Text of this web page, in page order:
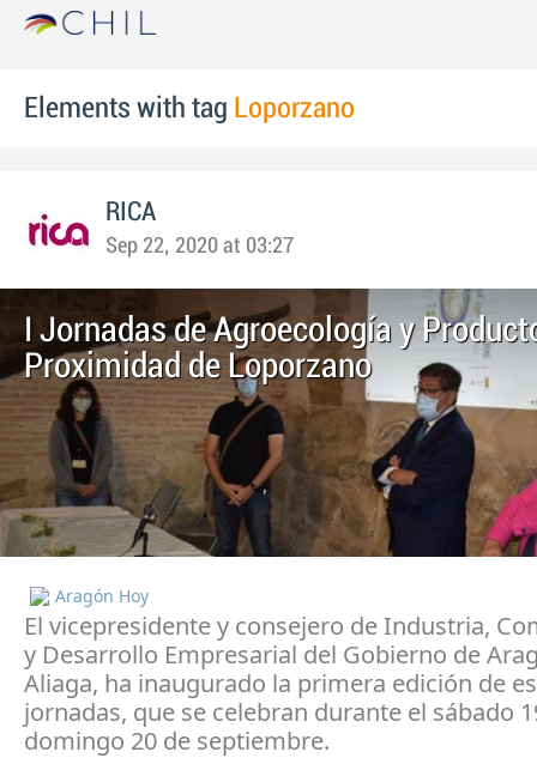
Elements with tag Loporzano
RICA
Sep 22, 2020 at 03:27
I Jornadas de Agroecología y
Proximidad de Loporzano
Aragón Hoy
El vicepresidente y consejero de Industria,
y Desarrollo Empresarial del Gobierno de
Aliaga, ha inaugurado la primera edición de
jornadas, que se celebran durante el sábado
domingo 20 de septiembre.